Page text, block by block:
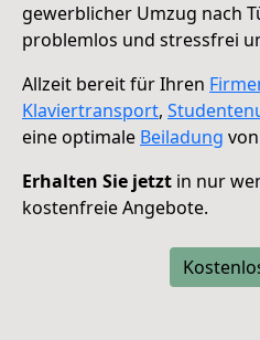
gewerblicher Umzug nach
problemlos und stressfrei
Allzeit bereit für Ihren
Klaviertransport,
eine optimale Beiladung
Erhalten Sie jetzt in nur
kostenfreie Angebote.